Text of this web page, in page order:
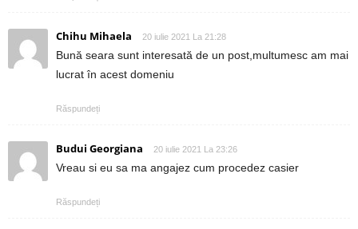
Chihu Mihaela 20 iulie 2021 La 21:28
Bună seara sunt interesată de un post,multumesc am mai
lucrat în acest domeniu
Răspundeți
Budui Georgiana 20 iulie 2021 La 23:26
Vreau si eu sa ma angajez cum procedez casier
Răspundeți